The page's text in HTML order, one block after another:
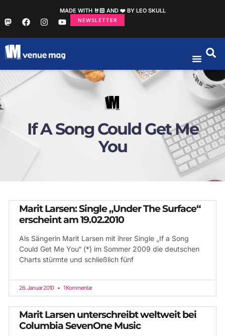
MADE WITH 🤘🏻 AND ❤️ BY LEO SKULL
NEWSLETTER
If A Song Could Get Me
You
Marit Larsen: Single „Under The Surface“
erscheint am 19.02.2010
Als Sängerin Marit Larsen mit ihrer Single „If a Song
Could Get Me You“ (*) im Sommer 2009 die deutschen
Charts stürmte und schließlich fünf
26. Januar 2010 1 Kommentar
Marit Larsen unterschreibt weltweit bei
Columbia SevenOne Music